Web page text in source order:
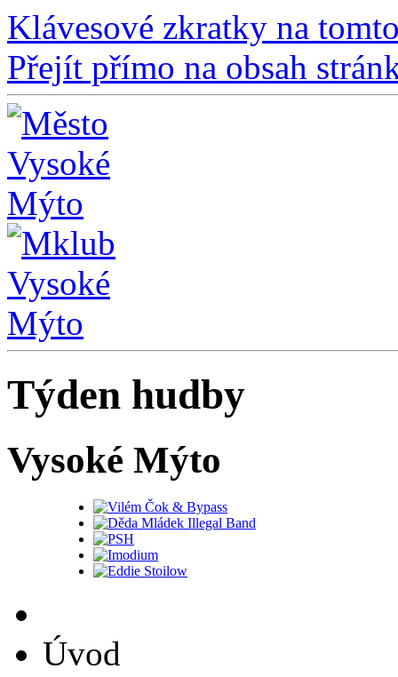
Klávesové zkratky na
Přejít přímo na obsah
Týden hudby
Vysoké Mýto
Úvod